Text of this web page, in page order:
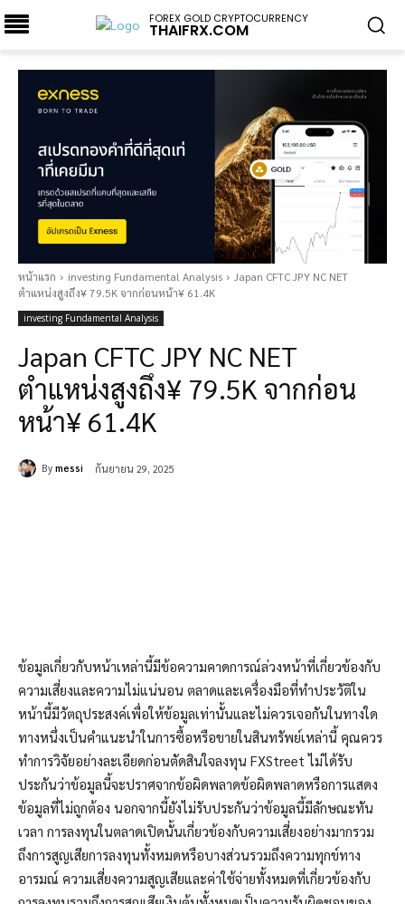
FOREX GOLD CRYPTOCURRENCY
THAIFRX.COM
หน้าแรก investing Fundamental Analysis
Japan CFTC JPY NC NET
ตำแหน่งสูงถึง¥ 79.5K จากก่อนหน้า¥ 61.4K
investing Fundamental Analysis
Japan CFTC JPY NC NET
ตำแหน่งสูงถึง¥ 79.5K จากก่อน
หน้า¥ 61.4K
By messi กันยายน 29, 2025
ข้อมูลเกี่ยวกับหน้าเหล่านี้มีข้อความคาดการณ์ล่วงหน้าที่เกี่ยวข้องกับ
ความเสี่ยงและความไม่แน่นอน ตลาดและเครื่องมือที่ทำประวัติใน
หน้านี้มีวัตถุประสงค์เพื่อให้ข้อมูลเท่านั้นและไม่ควรเจอกันในทางใด
ทางหนึ่งเป็นคำแนะนำในการซื้อหรือขายในสินทรัพย์เหล่านี้ คุณควร
ทำการวิจัยอย่างละเอียดก่อนตัดสินใจลงทุน FXStreet ไม่ได้รับ
ประกันว่าข้อมูลนี้จะปราศจากข้อผิดพลาดข้อผิดพลาดหรือการแสดง
ข้อมูลที่ไม่ถูกต้อง นอกจากนี้ยังไม่รับประกันว่าข้อมูลนี้มีลักษณะทัน
เวลา การลงทุนในตลาดเปิดนั้นเกี่ยวข้องกับความเสี่ยงอย่างมากรวม
ถึงการสูญเสียการลงทุนทั้งหมดหรือบางส่วนรวมถึงความทุกข์ทาง
อารมณ์ ความเสี่ยงความสูญเสียและค่าใช้จ่ายทั้งหมดที่เกี่ยวข้องกับ